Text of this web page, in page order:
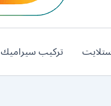
تركيب سيراميك